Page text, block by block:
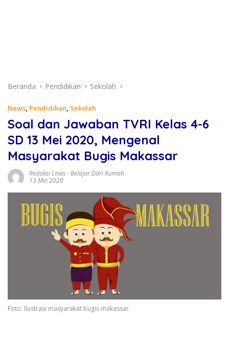
Beranda Pendidikan Sekolah
News, Pendidikan, Sekolah
Soal dan Jawaban TVRI Kelas 4-6
SD 13 Mei 2020, Mengenal
Masyarakat Bugis Makassar
Redaksi Lines-Belajar Dari Rumah
13 Mei 2020
Foto: Ilustrasi masyarakat bugis makassar.